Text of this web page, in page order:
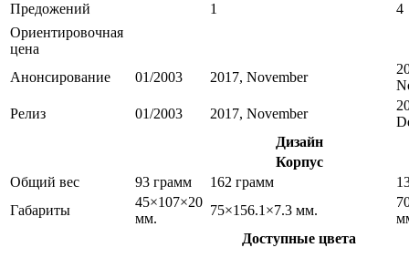
Предожений
1
4
Ориентировочная
цена
Анонсирование
01/2003 2017, November
Релиз
01/2003 2017, November
Дизайн
Корпус
Общий вес
93 грамм 162 грамм
Габариты
45×107×20
мм.
75×156.1×7.3 мм.
Доступные цвета